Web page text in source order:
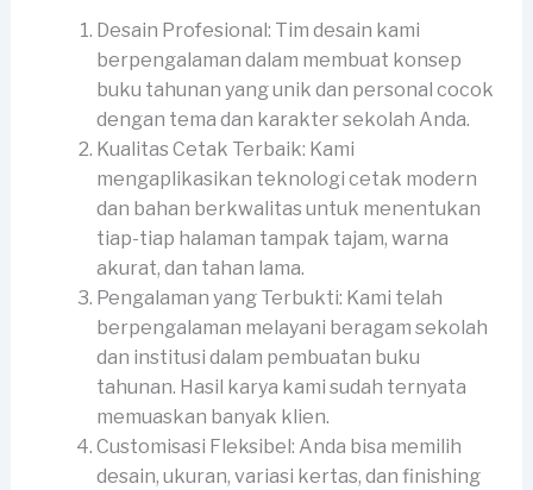
Desain Profesional: Tim desain kami
berpengalaman dalam membuat konsep
buku tahunan yang unik dan personal cocok
dengan tema dan karakter sekolah Anda.
Kualitas Cetak Terbaik: Kami
mengaplikasikan teknologi cetak modern
dan bahan berkwalitas untuk menentukan
tiap-tiap halaman tampak tajam, warna
akurat, dan tahan lama.
Pengalaman yang Terbukti: Kami telah
berpengalaman melayani beragam sekolah
dan institusi dalam pembuatan buku
tahunan. Hasil karya kami sudah ternyata
memuaskan banyak klien.
Customisasi Fleksibel: Anda bisa memilih
desain, ukuran, variasi kertas, dan finishing